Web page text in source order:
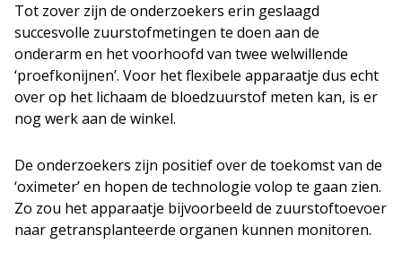
Tot zover zijn de onderzoekers erin geslaagd
succesvolle zuurstofmetingen te doen aan de
onderarm en het voorhoofd van twee welwillende
‘proefkonijnen’. Voor het flexibele apparaatje dus echt
over op het lichaam de bloedzuurstof meten kan, is er
nog werk aan de winkel.
De onderzoekers zijn positief over de toekomst van de
‘oximeter’ en hopen de technologie volop te gaan zien.
Zo zou het apparaatje bijvoorbeeld de zuurstoftoevoer
naar getransplanteerde organen kunnen monitoren.